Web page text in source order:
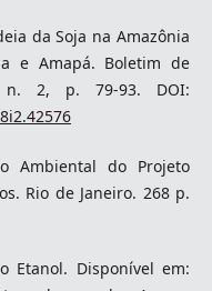
da Soja na Amazônia
e Amapá. Boletim de
n. 2, p. 79-93. DOI:
Ambiental do Projeto
Rio de Janeiro. 268 p.
Etanol. Disponível em: